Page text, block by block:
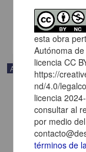
Audio
esta obra
Autónoma
licencia CC
https://
nd/4.0/
licencia
consultar al
por medio
términos de